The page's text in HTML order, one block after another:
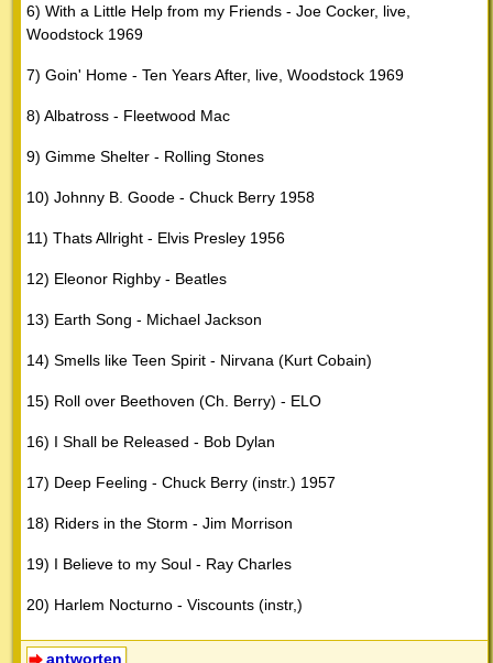
6) With a Little Help from my Friends - Joe Cocker, live,
Woodstock 1969
7) Goin' Home - Ten Years After, live, Woodstock 1969
8) Albatross - Fleetwood Mac
9) Gimme Shelter - Rolling Stones
10) Johnny B. Goode - Chuck Berry 1958
11) Thats Allright - Elvis Presley 1956
12) Eleonor Righby - Beatles
13) Earth Song - Michael Jackson
14) Smells like Teen Spirit - Nirvana (Kurt Cobain)
15) Roll over Beethoven (Ch. Berry) - ELO
16) I Shall be Released - Bob Dylan
17) Deep Feeling - Chuck Berry (instr.) 1957
18) Riders in the Storm - Jim Morrison
19) I Believe to my Soul - Ray Charles
20) Harlem Nocturno - Viscounts (instr,)
antworten